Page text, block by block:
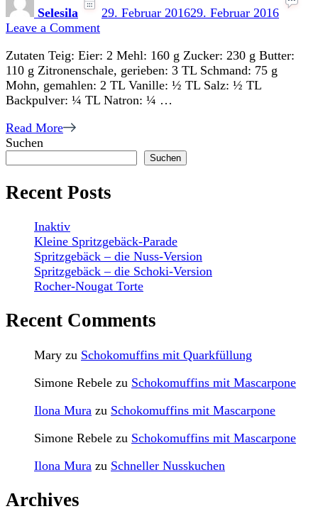
Selesila 29. Februar 201629. Februar 2016
Leave a Commenton
Zitronen-
Mohn
Cupcakes
mit
Zutaten Teig: Eier: 2 Mehl: 160 g Zucker: 230 g Butter:
110 g Zitronenschale, gerieben: 3 TL Schmand: 75 g
Mohn, gemahlen: 2 TL Vanille: ½ TL Salz: ½ TL
Backpulver: ¼ TL Natron: ¼ …
Read More
Suchen
Suchen
Recent Posts
Inaktiv
Kleine Spritzgebäck-Parade
Spritzgebäck – die Nuss-Version
Spritzgebäck – die Schoki-Version
Rocher-Nougat Torte
Recent Comments
Mary zu Schokomuffins mit Quarkfüllung
Simone Rebele zu Schokomuffins mit Mascarpone
Ilona Mura zu Schokomuffins mit Mascarpone
Simone Rebele zu Schokomuffins mit Mascarpone
Ilona Mura zu Schneller Nusskuchen
Archives